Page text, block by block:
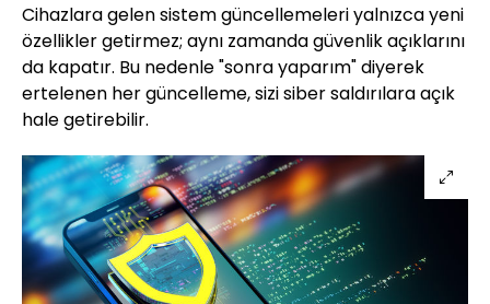
Cihazlara gelen sistem güncellemeleri yalnızca yeni
özellikler getirmez; aynı zamanda güvenlik açıklarını
da kapatır. Bu nedenle "sonra yaparım" diyerek
ertelenen her güncelleme, sizi siber saldırılara açık
hale getirebilir.